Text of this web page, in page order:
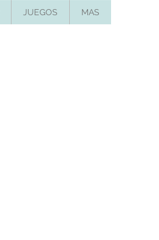
JUEGOS MAS